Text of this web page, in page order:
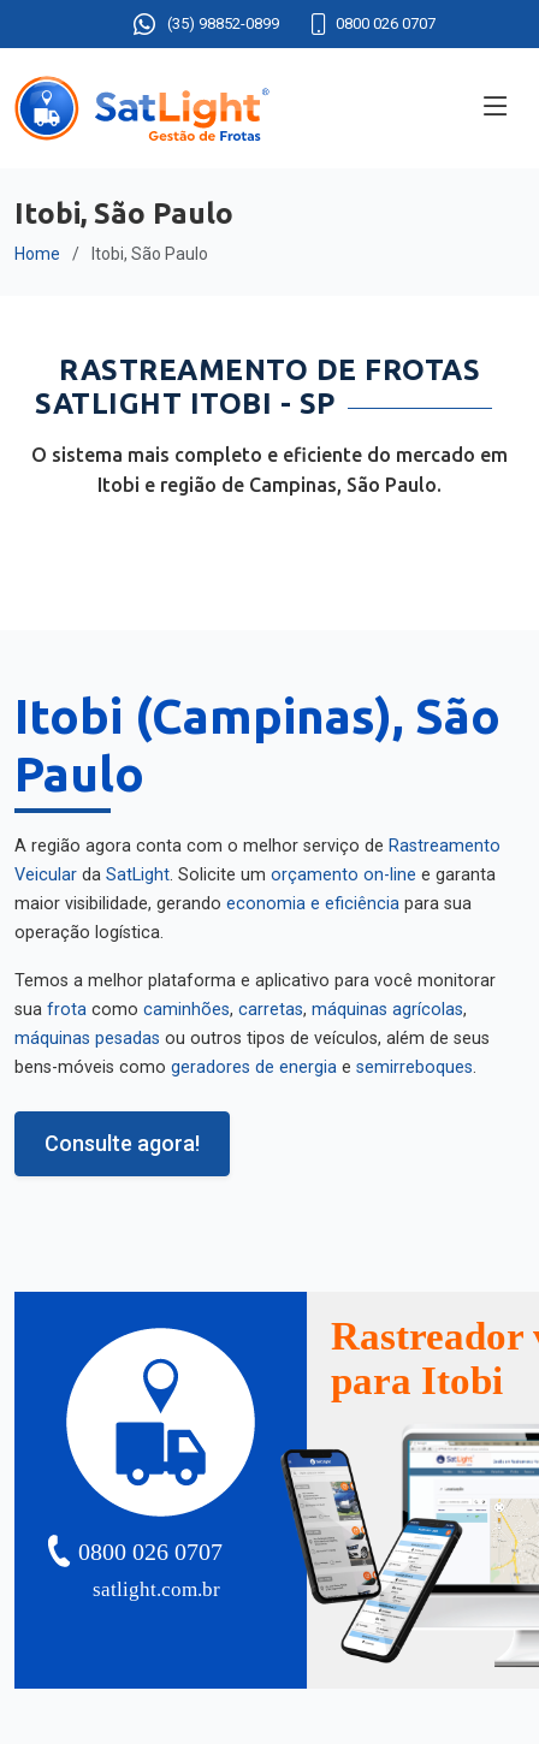
(35) 98852-0899 0800 026 0707
Itobi, São Paulo
Home Itobi, São Paulo
RASTREAMENTO DE FROTAS
SATLIGHT ITOBI - SP
O sistema mais completo e eficiente do mercado em
Itobi e região de Campinas, São Paulo.
Itobi (Campinas), São
Paulo
A região agora conta com o melhor serviço de Rastreamento
Veicular da SatLight. Solicite um orçamento on-line e garanta
maior visibilidade, gerando economia e eficiência para sua
operação logística.
Temos a melhor plataforma e aplicativo para você monitorar
sua frota como caminhões, carretas, máquinas agrícolas,
máquinas pesadas ou outros tipos de veículos, além de seus
bens-móveis como geradores de energia e semirreboques.
Consulte agora!
satlight.com.br
0800 026 0707
Rastreador
para Itobi